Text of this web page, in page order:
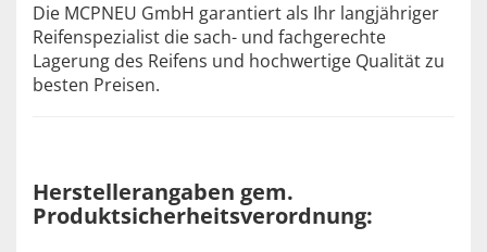
Die MCPNEU GmbH garantiert als Ihr langjähriger
Reifenspezialist die sach- und fachgerechte
Lagerung des Reifens und hochwertige Qualität zu
besten Preisen.
Herstellerangaben gem.
Produktsicherheitsverordnung: